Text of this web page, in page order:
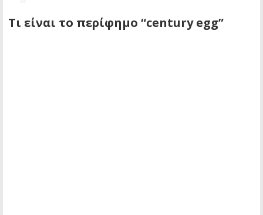
Τι είναι το περίφημο “century egg”